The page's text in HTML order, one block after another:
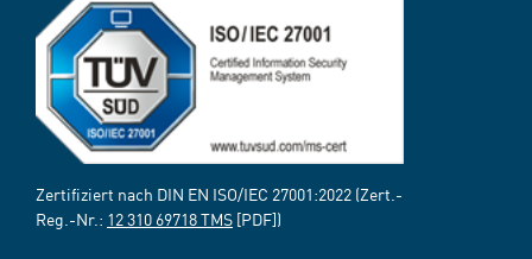
Zertifiziert nach DIN EN ISO/IEC 27001:2022 (Zert.-
Reg.-Nr.: 12 310 69718 TMS [PDF])